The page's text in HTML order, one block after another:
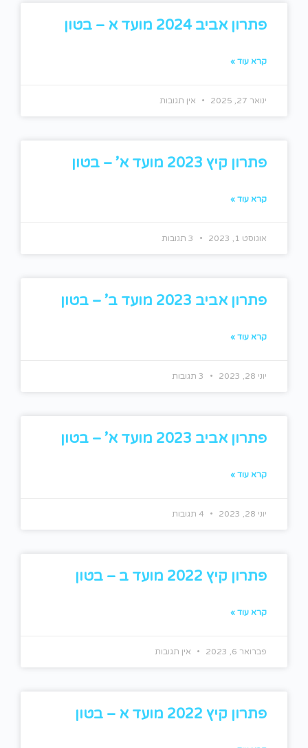
פתרון אביב 2024 מועד א – בטון
קרא עוד »
ינואר 27, 2025 אין תגובות
פתרון קיץ 2023 מועד א’ – בטון
קרא עוד »
אוגוסט 1, 2023
פתרון אביב 2023 מועד ב’ – בטון
קרא עוד »
יוני 28, 2023
פתרון אביב 2023 מועד א’ – בטון
קרא עוד »
יוני 28, 2023
פתרון קיץ 2022 מועד ב – בטון
קרא עוד »
פברואר 6, 2023 אין תגובות
פתרון קיץ 2022 מועד א – בטון